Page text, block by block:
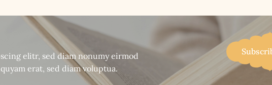
elitr, sed diam nonumy eirmod
erat, sed diam voluptua.